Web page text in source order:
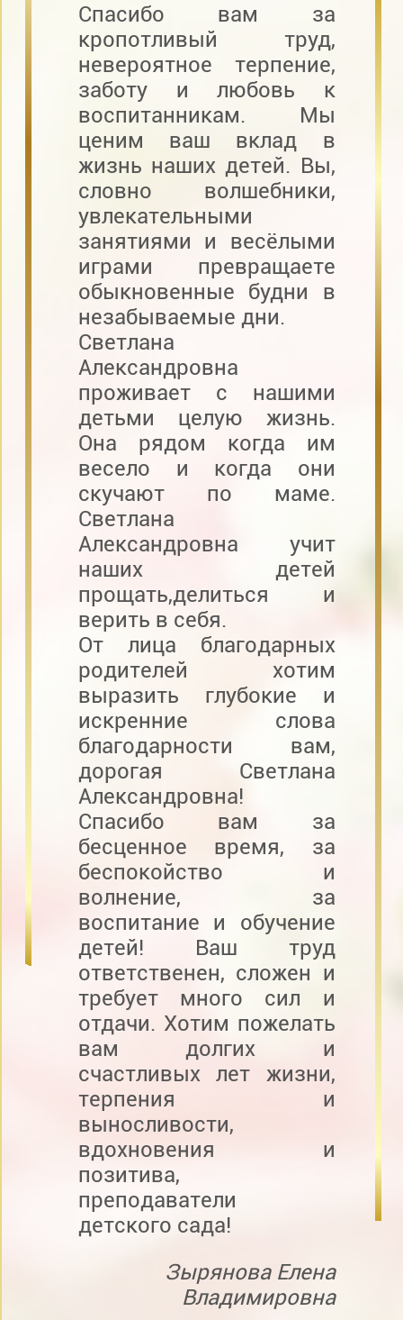
Спасибо вам за
кропотливый труд,
невероятное терпение,
заботу и любовь к
воспитанникам. Мы
ценим ваш вклад в
жизнь наших детей. Вы,
словно волшебники,
увлекательными
занятиями и весёлыми
играми превращаете
обыкновенные будни в
незабываемые дни.
Светлана
Александровна
проживает с нашими
детьми целую жизнь.
Она рядом когда им
весело и когда они
скучают по маме.
Светлана
Александровна учит
наших детей
прощать,делиться и
верить в себя.
От лица благодарных
родителей хотим
выразить глубокие и
искренние слова
благодарности вам,
дорогая Светлана
Александровна!
Спасибо вам за
бесценное время, за
беспокойство и
волнение, за
воспитание и обучение
детей! Ваш труд
ответственен, сложен и
требует много сил и
отдачи. Хотим пожелать
вам долгих и
счастливых лет жизни,
терпения и
выносливости,
вдохновения и
позитива,
преподаватели
детского сада!
Зырянова Елена
Владимировна